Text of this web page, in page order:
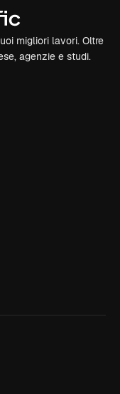
migliori lavori. Oltre
agenzie e studi.